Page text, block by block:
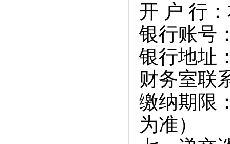
开 户 行
银行账号
银行地址
财务室联
缴纳期限
为准）